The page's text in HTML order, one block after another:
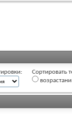
Сортировать